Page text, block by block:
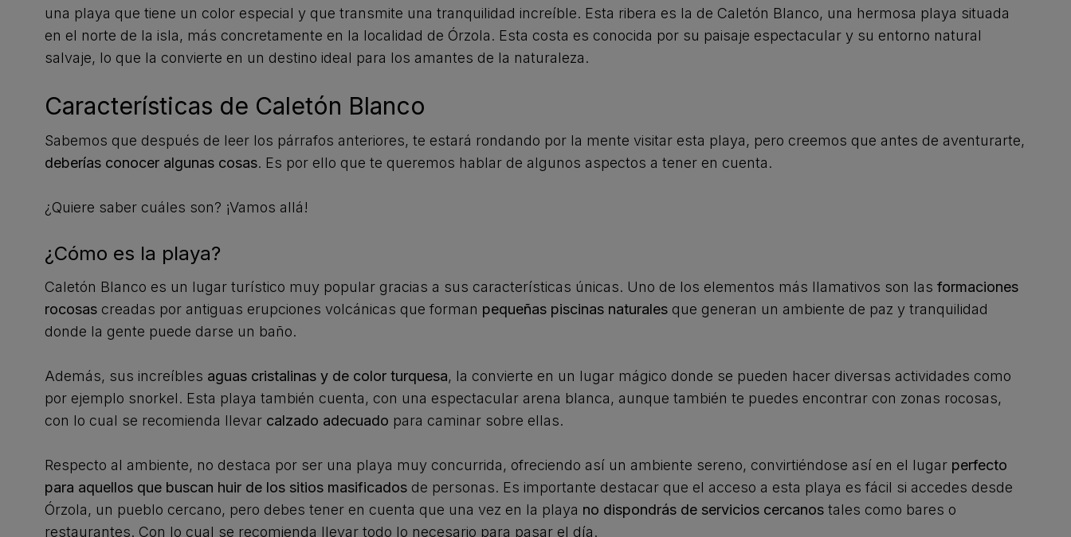
una playa que tiene un color especial y que transmite una tranquilidad increíble. Esta ribera es la de Caletón Blanco, una hermosa playa situada
en el norte de la isla, más concretamente en la localidad de Órzola. Esta costa es conocida por su paisaje espectacular y su entorno natural
salvaje, lo que la convierte en un destino ideal para los amantes de la naturaleza.
Características de Caletón Blanco
Sabemos que después de leer los párrafos anteriores, te estará rondando por la mente visitar esta playa, pero creemos que antes de aventurarte,
deberías conocer algunas cosas. Es por ello que te queremos hablar de algunos aspectos a tener en cuenta.
¿Quiere saber cuáles son? ¡Vamos allá!
¿Cómo es la playa?
Caletón Blanco es un lugar turístico muy popular gracias a sus características únicas. Uno de los elementos más llamativos son las formaciones
rocosas creadas por antiguas erupciones volcánicas que forman pequeñas piscinas naturales que generan un ambiente de paz y tranquilidad
donde la gente puede darse un baño.
Además, sus increíbles aguas cristalinas y de color turquesa, la convierte en un lugar mágico donde se pueden hacer diversas actividades como
por ejemplo snorkel. Esta playa también cuenta, con una espectacular arena blanca, aunque también te puedes encontrar con zonas rocosas,
con lo cual se recomienda llevar calzado adecuado para caminar sobre ellas.
Respecto al ambiente, no destaca por ser una playa muy concurrida, ofreciendo así un ambiente sereno, convirtiéndose así en el lugar perfecto
para aquellos que buscan huir de los sitios masificados de personas. Es importante destacar que el acceso a esta playa es fácil si accedes desde
Órzola, un pueblo cercano, pero debes tener en cuenta que una vez en la playa no dispondrás de servicios cercanos tales como bares o
restaurantes. Con lo cual se recomienda llevar todo lo necesario para pasar el día.